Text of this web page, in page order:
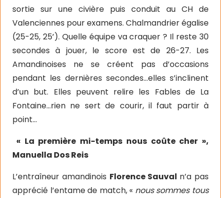
sortie sur une civière puis conduit au CH de
Valenciennes pour examens. Chalmandrier égalise
(25-25, 25’). Quelle équipe va craquer ? Il reste 30
secondes à jouer, le score est de 26-27. Les
Amandinoises ne se créent pas d’occasions
pendant les dernières secondes…elles s’inclinent
d’un but. Elles peuvent relire les Fables de La
Fontaine…rien ne sert de courir, il faut partir à
point…
« La première mi-temps nous coûte cher »,
Manuella Dos Reis
L’entraîneur amandinois Florence Sauval n’a pas
apprécié l’entame de match, « nous sommes tous